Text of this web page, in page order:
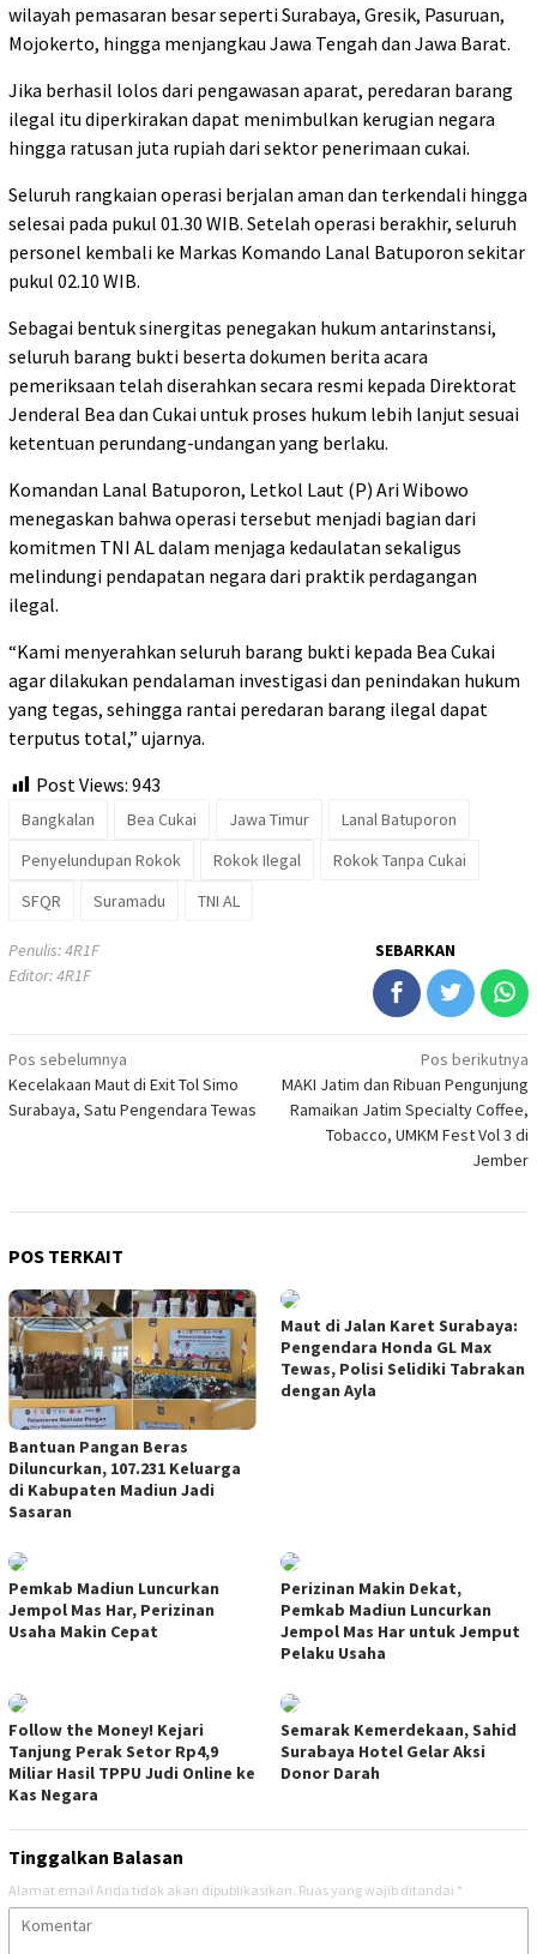
wilayah pemasaran besar seperti Surabaya, Gresik, Pasuruan,
Mojokerto, hingga menjangkau Jawa Tengah dan Jawa Barat.
Jika berhasil lolos dari pengawasan aparat, peredaran barang
ilegal itu diperkirakan dapat menimbulkan kerugian negara
hingga ratusan juta rupiah dari sektor penerimaan cukai.
Seluruh rangkaian operasi berjalan aman dan terkendali hingga
selesai pada pukul 01.30 WIB. Setelah operasi berakhir, seluruh
personel kembali ke Markas Komando Lanal Batuporon sekitar
pukul 02.10 WIB.
Sebagai bentuk sinergitas penegakan hukum antarinstansi,
seluruh barang bukti beserta dokumen berita acara
pemeriksaan telah diserahkan secara resmi kepada Direktorat
Jenderal Bea dan Cukai untuk proses hukum lebih lanjut sesuai
ketentuan perundang-undangan yang berlaku.
Komandan Lanal Batuporon, Letkol Laut (P) Ari Wibowo
menegaskan bahwa operasi tersebut menjadi bagian dari
komitmen TNI AL dalam menjaga kedaulatan sekaligus
melindungi pendapatan negara dari praktik perdagangan
ilegal.
“Kami menyerahkan seluruh barang bukti kepada Bea Cukai
agar dilakukan pendalaman investigasi dan penindakan hukum
yang tegas, sehingga rantai peredaran barang ilegal dapat
terputus total,” ujarnya.
Post Views: 943
Bangkalan Bea Cukai Jawa Timur
Lanal Batuporon
Penyelundupan Rokok
Rokok Ilegal
Rokok Tanpa Cukai
SFQR
Suramadu TNI AL
Penulis: 4R1F
Editor: 4R1F
SEBARKAN
Navigasi
pos
Pos sebelumnya
Kecelakaan Maut di Exit Tol Simo
Surabaya, Satu Pengendara Tewas
Pos berikutnya
MAKI Jatim dan Ribuan Pengunjung
Ramaikan Jatim Specialty Coffee,
Tobacco, UMKM Fest Vol 3 di
Jember
POS TERKAIT
Bantuan Pangan Beras
Diluncurkan, 107.231 Keluarga
di Kabupaten Madiun Jadi
Sasaran
Maut di Jalan Karet Surabaya:
Pengendara Honda GL Max
Tewas, Polisi Selidiki Tabrakan
dengan Ayla
Pemkab Madiun Luncurkan
Jempol Mas Har, Perizinan
Usaha Makin Cepat
Perizinan Makin Dekat,
Pemkab Madiun Luncurkan
Jempol Mas Har untuk Jemput
Pelaku Usaha
Follow the Money! Kejari
Tanjung Perak Setor Rp4,9
Miliar Hasil TPPU Judi Online ke
Kas Negara
Semarak Kemerdekaan, Sahid
Surabaya Hotel Gelar Aksi
Donor Darah
Tinggalkan Balasan
Alamat email Anda tidak akan dipublikasikan. Ruas yang wajib ditandai *